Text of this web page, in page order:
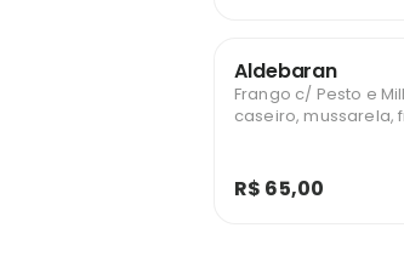
Aldebaran
Frango c/ Pesto e
caseiro, mussarela,
R$ 65,00